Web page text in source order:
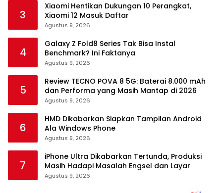
3
Xiaomi Hentikan Dukungan 10 Perangkat,
Xiaomi 12 Masuk Daftar
Agustus 9, 2026
4
Galaxy Z Fold8 Series Tak Bisa Instal
Benchmark? Ini Faktanya
Agustus 9, 2026
5
Review TECNO POVA 8 5G: Baterai 8.000 mAh
dan Performa yang Masih Mantap di 2026
Agustus 9, 2026
6
HMD Dikabarkan Siapkan Tampilan Android
Ala Windows Phone
Agustus 9, 2026
7
iPhone Ultra Dikabarkan Tertunda, Produksi
Masih Hadapi Masalah Engsel dan Layar
Agustus 9, 2026